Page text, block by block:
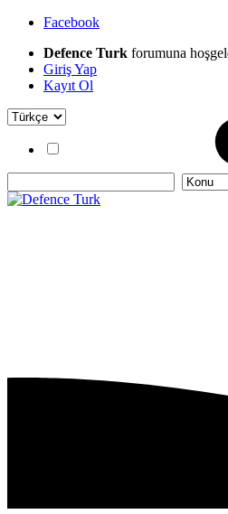
Facebook
Defence Turk forumuna
Giriş Yap
Kayıt Ol